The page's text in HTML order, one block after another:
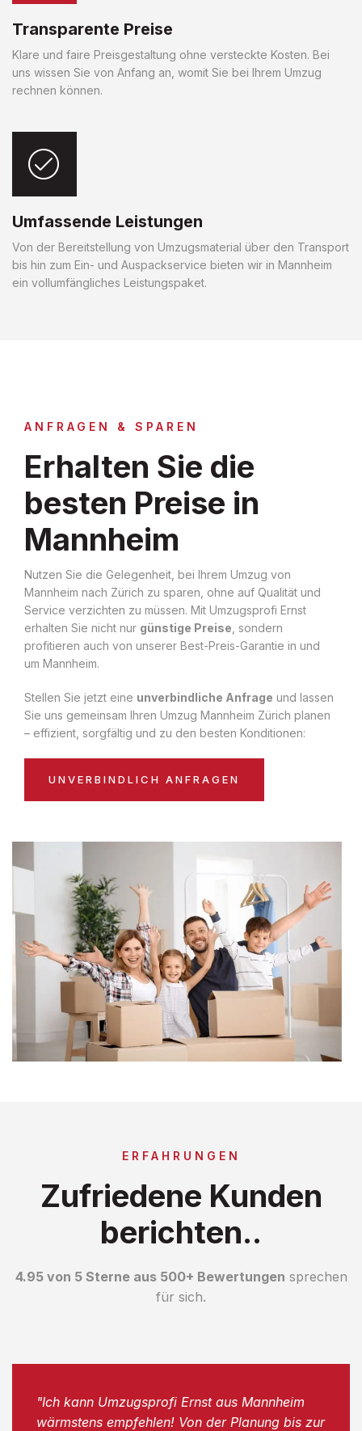
Transparente Preise
Klare und faire Preisgestaltung ohne versteckte Kosten. Bei
uns wissen Sie von Anfang an, womit Sie bei Ihrem Umzug
rechnen können.
Umfassende Leistungen
Von der Bereitstellung von Umzugsmaterial über den Transport
bis hin zum Ein- und Auspackservice bieten wir in Mannheim
ein vollumfängliches Leistungspaket.
ANFRAGEN & SPAREN
Erhalten Sie die
besten Preise in
Mannheim
Nutzen Sie die Gelegenheit, bei Ihrem Umzug von
Mannheim nach Zürich zu sparen, ohne auf Qualität und
Service verzichten zu müssen. Mit Umzugsprofi Ernst
erhalten Sie nicht nur günstige Preise , sondern
profitieren auch von unserer Best-Preis-Garantie in und
um Mannheim.
Stellen Sie jetzt eine unverbindliche Anfrage und lassen
Sie uns gemeinsam Ihren Umzug Mannheim Zürich planen
– effizient, sorgfältig und zu den besten Konditionen:
UNVERBINDLICH ANFRAGEN
ERFAHRUNGEN
Zufriedene Kunden
berichten..
4.95 von 5 Sterne aus 500+ Bewertungen sprechen
für sich.
"Ich kann Umzugsprofi Ernst aus Mannheim
wärmstens empfehlen! Von der Planung bis zur